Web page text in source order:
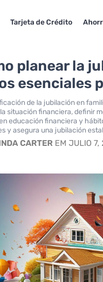
Tarjeta de Crédito
planear la
esenciales
de la jubilación en
situación financiera, definir
educación financiera y
y asegura una jubilación
CARTER EM JULIO 7,